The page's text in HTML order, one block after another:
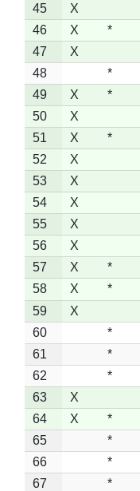
45
X
46
X *
47
X
48
*
49
X *
50
X
51
X *
52
X
53
X
54
X
55
X
56
X
57
X *
58
X *
59
X
60
*
61
*
62
*
63
X
64
X *
65
*
66
*
67
*